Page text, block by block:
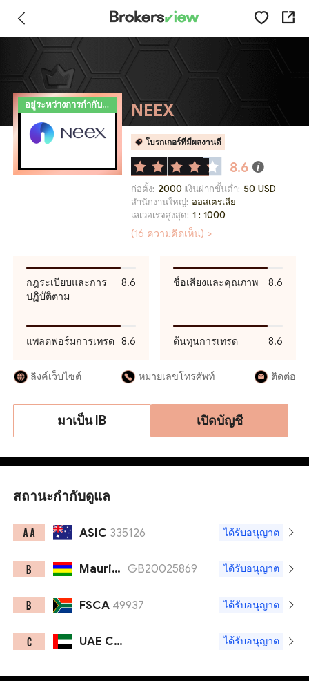
อยู่ระหว่างการกำกับดูแล NEEX
โบรกเกอร์ที่มีผลงานดี
8.6
ก่อตั้ง: 2000 เงินฝากขั้นต่ำ: 50 USD
สำนักงานใหญ่: ออสเตรเลีย
เลเวอเรจสูงสุด: 1 : 1000
(16 ความคิดเห็น) >
กฎระเบียบและการ
ปฏิบัติตาม
8.6 ชื่อเสียงและคุณภาพ 8.6
แพลตฟอร์มการเทรด 8.6 ต้นทุนการเทรด 8.6
ลิงค์เว็บไซต์ หมายเลขโทรศัพท์ ติดต่อ
มาเป็น IB เปิดบัญชี
สถานะกำกับดูแล
A A ASIC 335126 ได้รับอนุญาต
B Mauritius FSC GB20025869 ได้รับอนุญาต
B FSCA 49937 ได้รับอนุญาต
C UAE CMA ได้รับอนุญาต